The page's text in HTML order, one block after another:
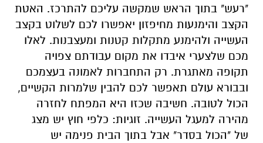
"רעש" בתוך הראש שמקשה עליכם להתרכז. האטת
הקצב והימנעות מחיפזון יאפשרו לכם לשלוט בקצב
העשייה ולהימנע מתקלות קטנות ומעצבנות. לאלו
מכם שלצערי איבדו את מקום עבודתם צפויה
תקופה מאתגרת. רק התחברות לאמונה בעצמכם
ובבורא עולם תאפשר לכם להבין שלמרות הקשיים,
הכול לטובה. חשיבה שכזו היא המפתח לחזרה
מהירה למעגל העשייה. זוגיות: כלפי חוץ יש מצג
של "הכול בסדר" אבל בתוך הבית פנימה יש